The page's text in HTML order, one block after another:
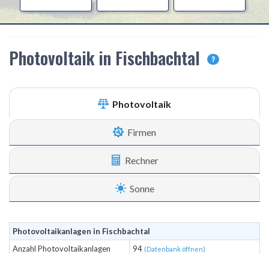
Photovoltaik in Fischbachtal ?
Photovoltaik
Firmen
Rechner
Sonne
Photovoltaikanlagen in Fischbachtal
Anzahl Photovoltaikanlagen
94 (Datenbank öffnen)